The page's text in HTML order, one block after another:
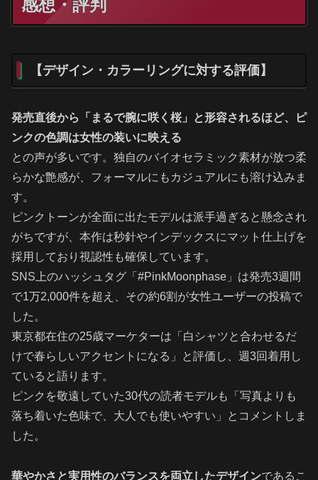
感想・評判
【デザイン・カラーリングに対する評価】
発売直後から「まるで腕に咲く桜」と形容されるほど、ピ
ンクの色調は女性の装いに映える
との声が多いです。独自のバイオセラミック素材が放つ柔
らかな艶感が、フォーマルにもカジュアルにも溶け込みま
す。
ピンクトーンが全面に出たモデルは派手過ぎると懸念され
がちですが、本作は秒針やインデックスにマット仕上げを
採用しており視認性も確保しています。
SNS上のハッシュタグ「#PinkMoonphase」は発売3週間
で1万2,000件を超え、その約6割が女性ユーザーの投稿で
した。
東京都在住の25歳マーケターは「白シャツと合わせるだ
けで春らしいアクセントになる」と評価し、週3回着用し
ていると語ります。
ピンクを敬遠していた30代の読者モデルも「写真よりも
落ち着いた色味で、大人でも使いやすい」とコメントしま
した。
華やかさと実用性のバランスを両立したデザインであるこ